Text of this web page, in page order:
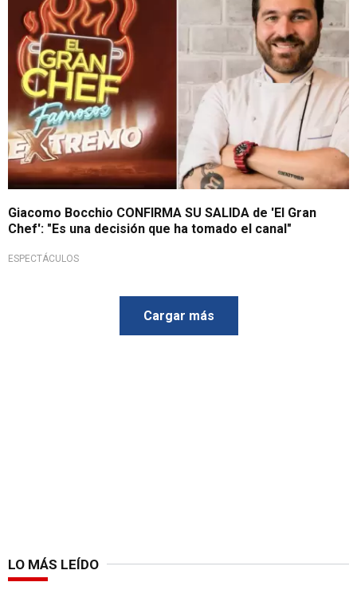
Giacomo Bocchio CONFIRMA SU SALIDA de 'El Gran
Chef': "Es una decisión que ha tomado el canal"
ESPECTÁCULOS
Cargar más
LO MÁS LEÍDO